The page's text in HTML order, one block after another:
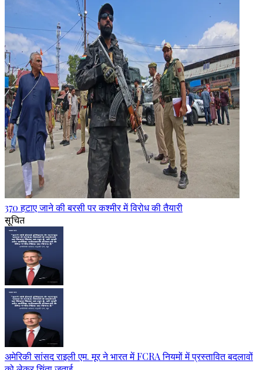
370 हटाए जाने की बरसी पर कश्मीर में विरोध की तैयारी
सूचित
अमेरिकी सांसद राइली एम. मूर ने भारत में FCRA नियमों में प्रस्तावित बदलावों